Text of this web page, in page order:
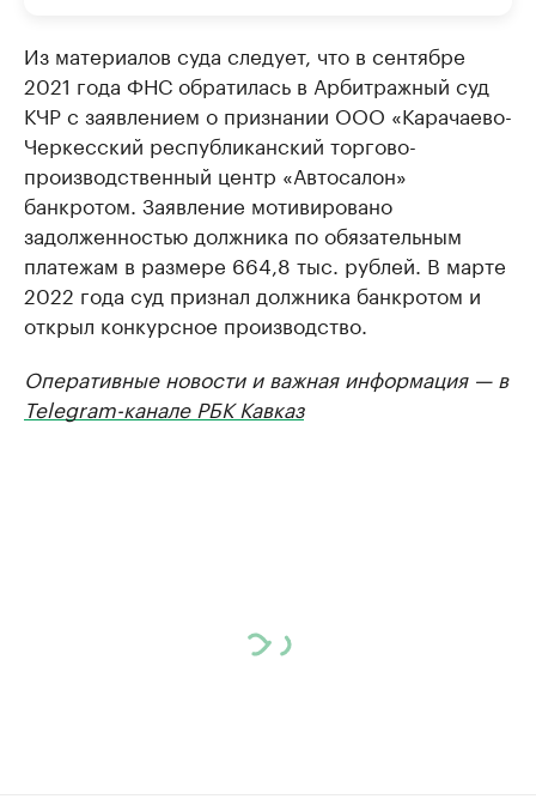
Из материалов суда следует, что в сентябре
2021 года ФНС обратилась в Арбитражный суд
КЧР с заявлением о признании ООО «Карачаево-
Черкесский республиканский торгово-
производственный центр «Автосалон»
банкротом. Заявление мотивировано
задолженностью должника по обязательным
платежам в размере 664,8 тыс. рублей. В марте
2022 года суд признал должника банкротом и
открыл конкурсное производство.
Оперативные новости и важная информация — в
Telegram-канале РБК Кавказ